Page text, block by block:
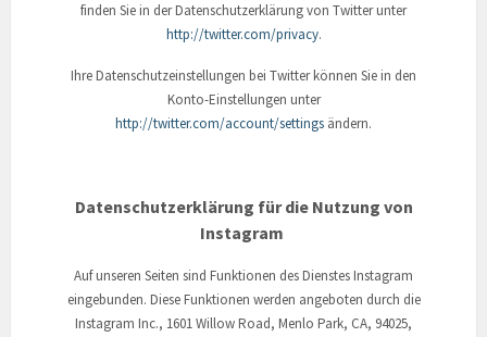
finden Sie in der Datenschutzerklärung von Twitter unter
http://twitter.com/privacy.
Ihre Datenschutzeinstellungen bei Twitter können Sie in den
Konto-Einstellungen unter
http://twitter.com/account/settings ändern.
Datenschutzerklärung für die Nutzung von
Instagram
Auf unseren Seiten sind Funktionen des Dienstes Instagram
eingebunden. Diese Funktionen werden angeboten durch die
Instagram Inc., 1601 Willow Road, Menlo Park, CA, 94025,